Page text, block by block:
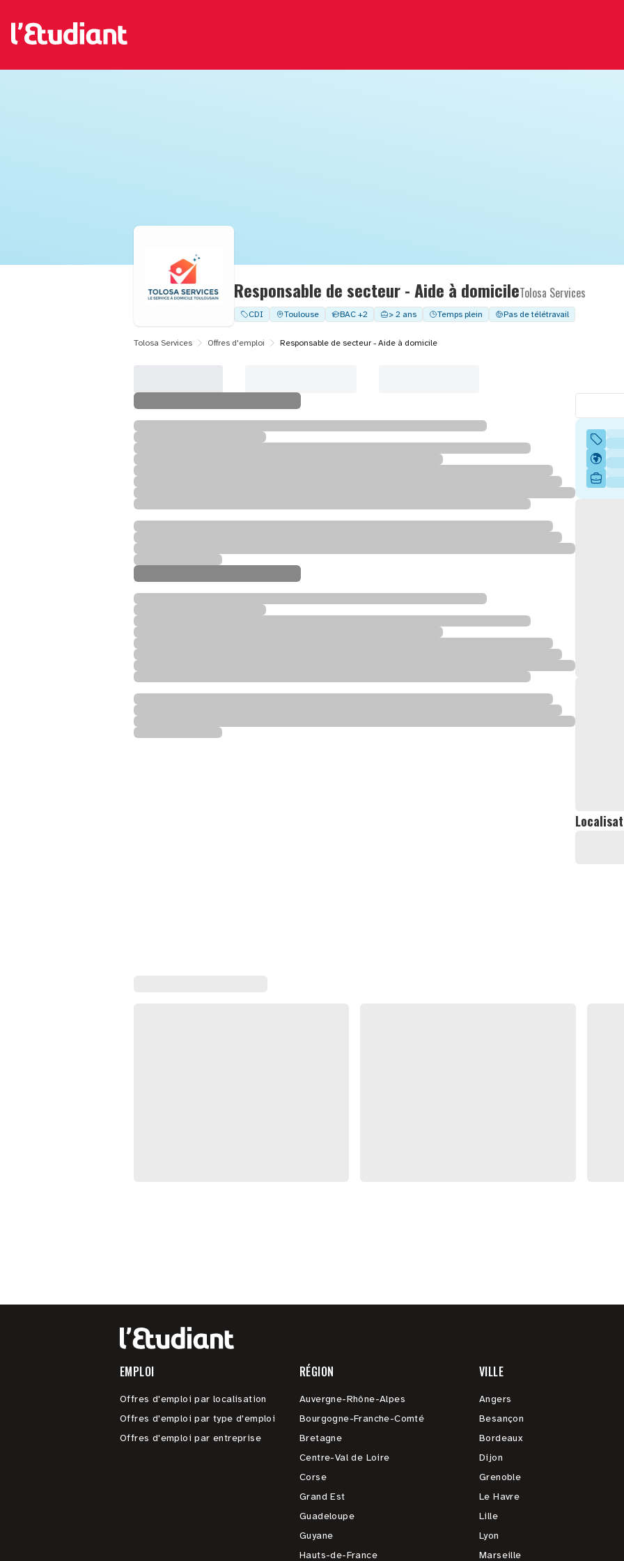
Responsable de secteur - Aide à domicileTolosa Services
CDI Toulouse BAC +2 > 2 ans Temps plein Pas de télétravail
Tolosa Services Offres d'emploi Responsable de secteur - Aide à domicile
EMPLOI
Offres d'emploi par localisation
Offres d'emploi par type d'emploi
Offres d'emploi par entreprise
RÉGION
Auvergne-Rhône-Alpes
Bourgogne-Franche-Comté
Bretagne
Centre-Val de Loire
Corse
Grand Est
Guadeloupe
Guyane
Hauts-de-France
VILLE
Angers
Besançon
Bordeaux
Dijon
Grenoble
Le Havre
Lille
Lyon
Marseille